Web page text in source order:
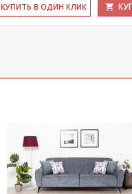
КУ­ПИТЬ В ОДИН КЛИК